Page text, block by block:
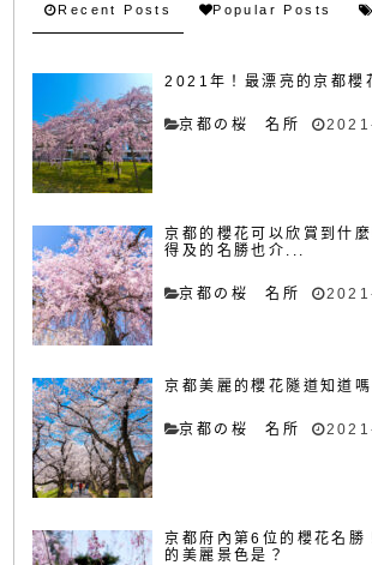
Recent Posts Popular Posts
2021年！最漂亮的京都櫻
京都の桜 名所
京都的櫻花可以欣賞到什
得及的名勝也介...
京都の桜 名所
京都美麗的櫻花隧道知道嗎
京都の桜 名所
京都府內第6位的櫻花名勝
的美麗景色是？